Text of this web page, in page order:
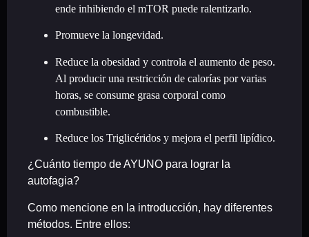
ende inhibiendo el mTOR puede ralentizarlo.
Promueve la longevidad.
Reduce la obesidad y controla el aumento de peso.
Al producir una restricción de calorías por varias
horas, se consume grasa corporal como
combustible.
Reduce los Triglicéridos y mejora el perfil lipídico.
¿Cuánto tiempo de AYUNO para lograr la
autofagia?
Como mencione en la introducción, hay diferentes
métodos. Entre ellos: